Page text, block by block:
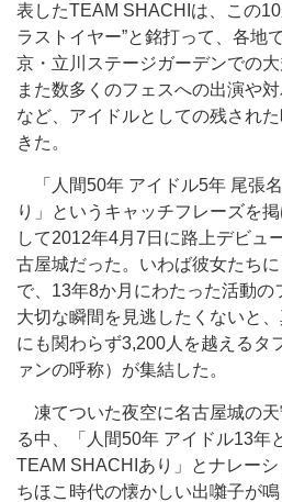
表したTEAM SHACHIは、この
ラストイヤー”と銘打って、各地
京・立川ステージガーデンでの大
また数多くのフェスへの出演や
など、アイドルとしての残され
きた。
「人間50年 アイドル5年 尾張
り」というキャッチフレーズを
して2012年4月7日に路上デビュ
古屋城だった。いわば彼女たち
で、13年8か月にわたった活動
大切な瞬間を見逃したくないと
にも関わらず3,200人を越えるタ
ァンの呼称）が集結した。
凍てついた夜空に名古屋城の
る中、「人間50年 アイドル13年
TEAM SHACHIあり」とナレー
ちほこ時代の懐かしい出囃子が